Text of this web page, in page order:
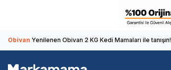
Obivan Yenilenen Obivan 2 KG Kedi Mamaları ile tanışın!